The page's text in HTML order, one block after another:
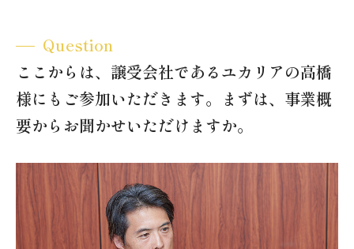
Question
ここからは、譲受会社であるユカリアの高橋
様にもご参加いただきます。まずは、事業概
要からお聞かせいただけますか。